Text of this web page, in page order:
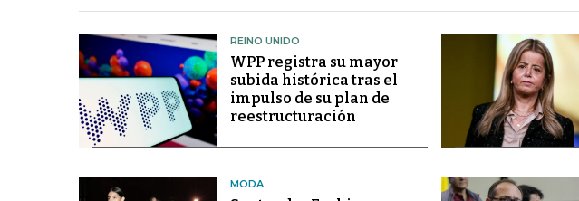
REINO UNIDO
WPP registra su mayor
subida histórica tras el
impulso de su plan de
reestructuración
MODA